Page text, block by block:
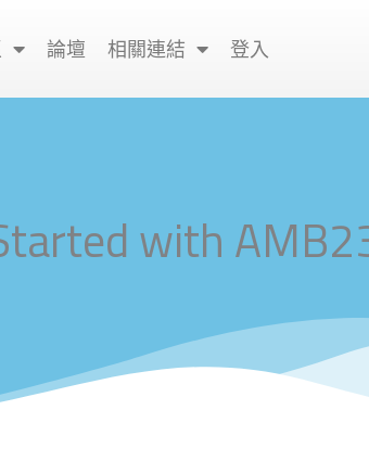
論壇 相關連結 登入
with